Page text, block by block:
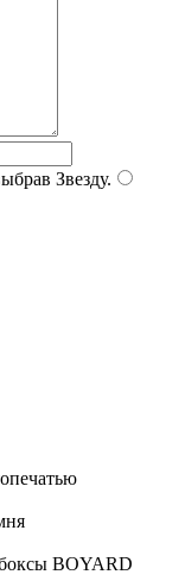
Звезду.
BOYARD